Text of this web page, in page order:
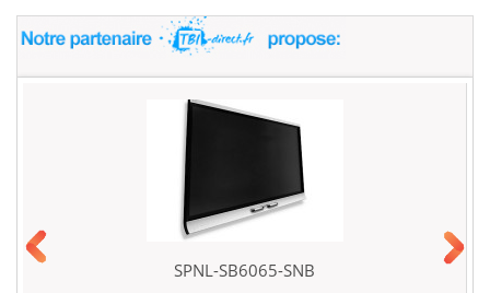
SPNL-SB6065-SNB